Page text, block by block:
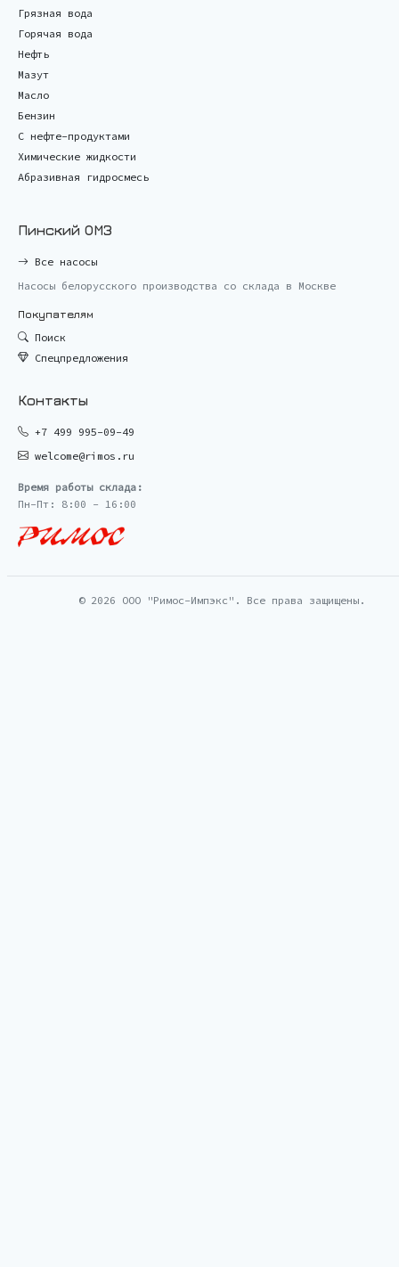
Грязная вода
Горячая вода
Нефть
Мазут
Масло
Бензин
С нефте-продуктами
Химические жидкости
Абразивная гидросмесь
Пинский ОМЗ
Все насосы
Насосы белорусского производства со склада в Москве
Покупателям
Поиск
Спецпредложения
Контакты
+7 499 995-09-49
welcome@rimos.ru
Время работы склада:
Пн-Пт: 8:00 - 16:00
© 2026 ООО "Римос-Импэкс". Все права защищены.